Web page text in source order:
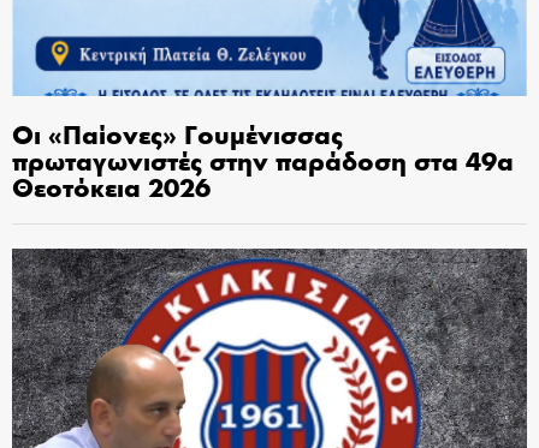
Οι «Παίονες» Γουμένισσας
πρωταγωνιστές στην παράδοση στα 49α
Θεοτόκεια 2026